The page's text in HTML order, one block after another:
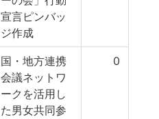
宣言ピンバッ
ジ作成
国・地方連携
会議ネットワ
ークを活用し
た男女共同参
0